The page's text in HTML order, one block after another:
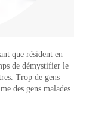
que résident en
de démystifier le
Trop de gens
des gens malades.